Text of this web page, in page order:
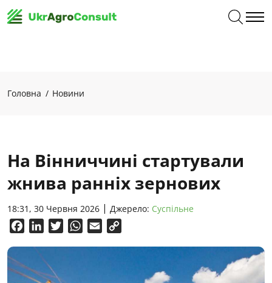
Головна Новини
На Вінниччині стартували
жнива ранніх зернових
18:31, 30 Червня 2026 Джерело: Суспільне
FacebookLinkedInTwitterWhatsApp
Email